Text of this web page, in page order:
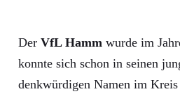
Der VfL Hamm wurde im
konnte sich schon in seinen
denkwürdigen Namen im Kreis